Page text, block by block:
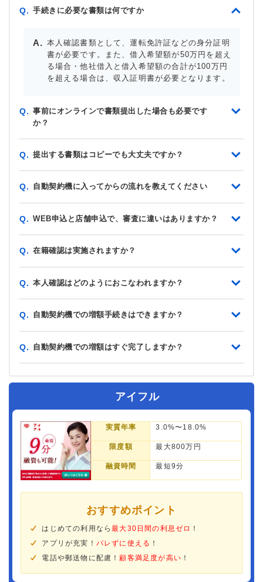
Q. 手続きに必要な書類は何ですか
本人確認書類として、運転免許証などの身分証明
書が必要です。また、借入希望額が50万円を超え
る場合・他社借入と借入希望額の合計が100万円
を超える場合は、収入証明書が必要となります。
Q. 事前にオンラインで書類提出した場合も必要です
か？
Q. 提出する書類はコピーでも大丈夫ですか？
Q. 自動契約機に入ってからの流れを教えてください
Q. WEB申込と店舗申込で、審査に違いはありますか？
Q. 在籍確認は実施されますか？
Q. 本人確認はどのようにおこなわれますか？
Q. 自動契約機での増額手続きはできますか？
Q. 自動契約機での増額はすぐ完了しますか？
アイフル
実質年率 3.0%〜18.0%
限度額 最大800万円
融資時間 最短9分
おすすめポイント
はじめての利用なら最大30日間の利息ゼロ ！
アプリが充実！ バレずに使える ！
電話や郵送物に配慮！ 顧客満足度が高い ！